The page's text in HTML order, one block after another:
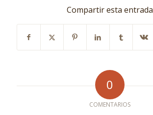
Compartir esta entrada
0
COMENTARIOS